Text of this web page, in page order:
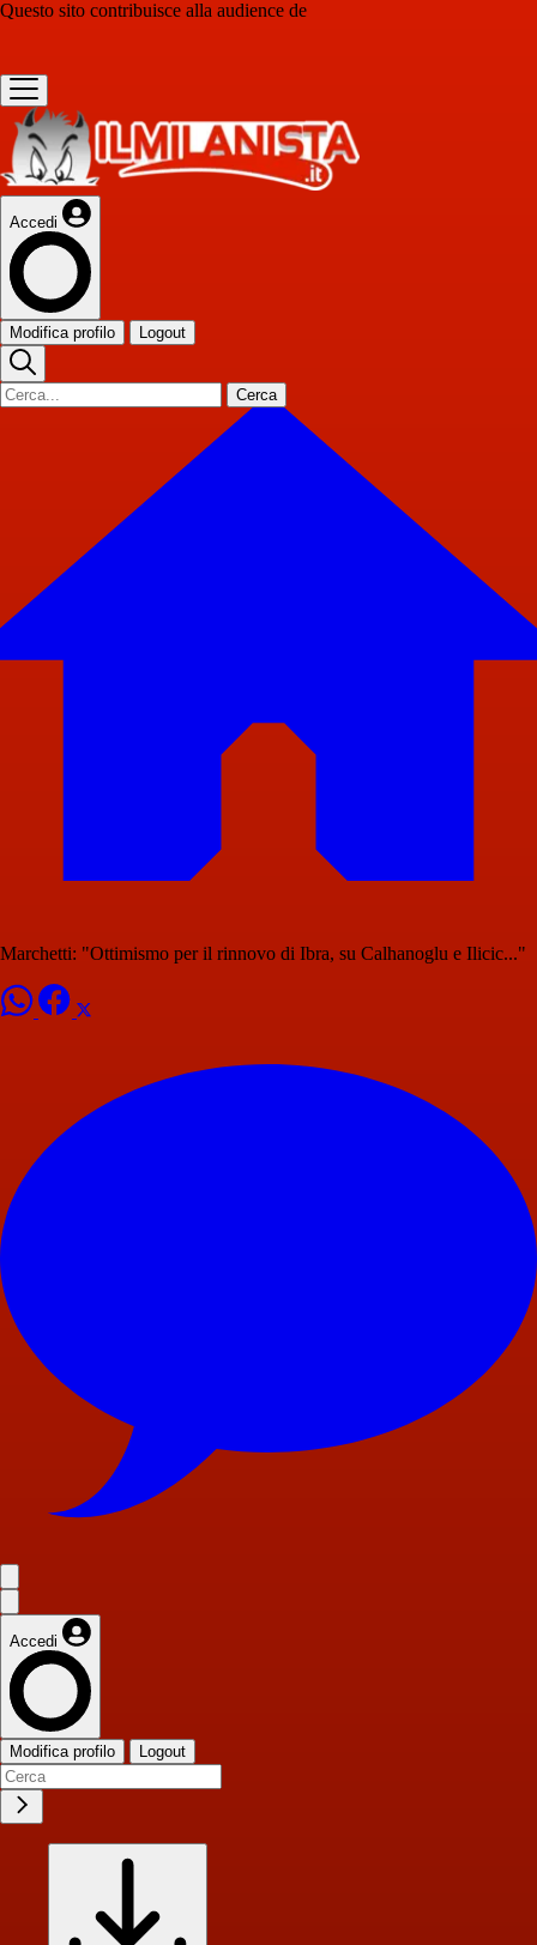
Questo sito contribuisce alla audience de
Accedi
Modifica profilo Logout
Cerca
Marchetti: "Ottimismo per il rinnovo di Ibra, su Calhanoglu e Ilicic..."
Accedi
Modifica profilo Logout